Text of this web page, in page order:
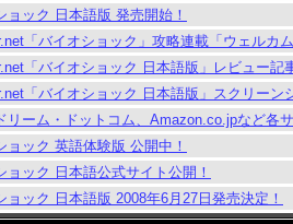
ョック 日本語版 発売開始！
「バイオショック」攻略連載「ウェルカ
「バイオショック 日本語版」レビュー記
「バイオショック 日本語版」スクリーン
リーム・ドットコム、Amazon.co.jpなど各
ョック 英語体験版 公開中！
ョック 日本語公式サイト公開！
ョック 日本語版 2008年6月27日発売決定！